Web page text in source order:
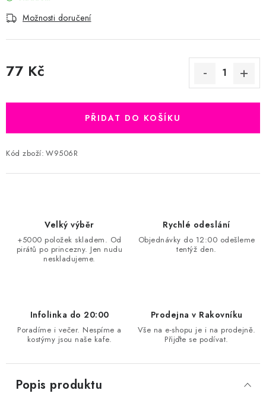
Možnosti doručení
77 Kč
PŘIDAT DO KOŠÍKU
Kód zboží: W9506R
Velký výběr
+5000 položek skladem. Od
pirátů po princezny. Jen nudu
neskladujeme.
Rychlé odeslání
Objednávky do 12:00 odešleme
tentýž den.
Infolinka do 20:00
Poradíme i večer. Nespíme a
kostýmy jsou naše kafe.
Prodejna v Rakovníku
Vše na e-shopu je i na prodejně.
Přijďte se podívat.
Popis produktu